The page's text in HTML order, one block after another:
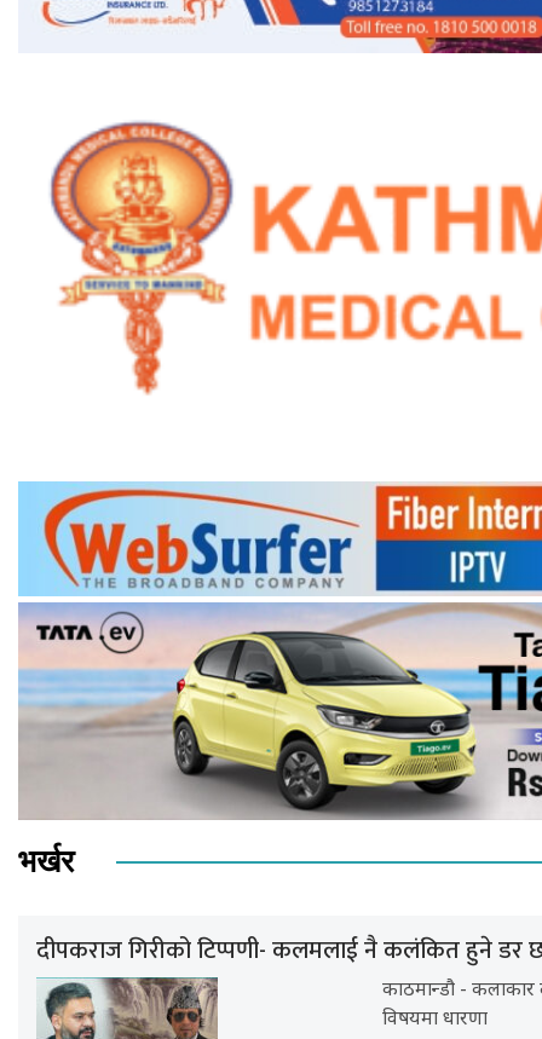
भर्खर
दीपकराज गिरीको टिप्पणी- कलमलाई नै कलंकित हुने डर
काठमान्डौ - कलाकार
विषयमा धारणा